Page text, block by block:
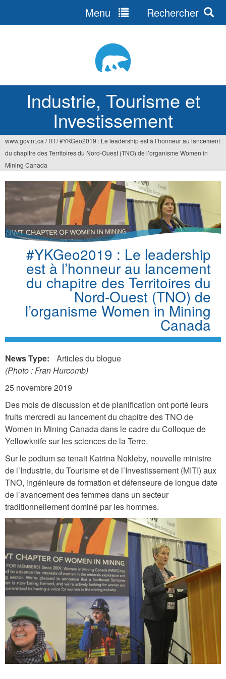
Industrie, Tourisme et
Investissement
Menu Rechercher
Vous
êtes
ici
www.gov.nt.ca / ITI/#YKGeo2019 : Le leadership est à l’honneur au lancement
du chapitre des Territoires du Nord-Ouest (TNO) de l’organisme Women in
Mining Canada
#YKGeo2019 : Le leadership
est à l’honneur au lancement
du chapitre des Territoires du
Nord-Ouest (TNO) de
l’organisme Women in Mining
Canada
News Type:
Articles du blogue
(Photo : Fran Hurcomb)
25 novembre 2019
Des mois de discussion et de planification ont porté leurs
fruits mercredi au lancement du chapitre des TNO de
Women in Mining Canada dans le cadre du Colloque de
Yellowknife sur les sciences de la Terre.
Sur le podium se tenait Katrina Nokleby, nouvelle ministre
de l’Industrie, du Tourisme et de l’Investissement (MITI) aux
TNO, ingénieure de formation et défenseure de longue date
de l’avancement des femmes dans un secteur
traditionnellement dominé par les hommes.
p
a
m
_
s
t
r
a
n